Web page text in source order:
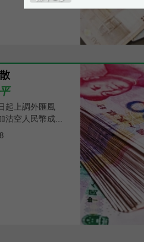
起上調外匯風
沽空人民幣成...